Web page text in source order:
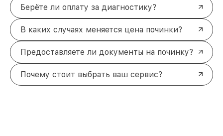
Берёте ли оплату за диагностику?
В каких случаях меняется цена починки?
Предоставляете ли документы на починку?
Почему стоит выбрать ваш сервис?